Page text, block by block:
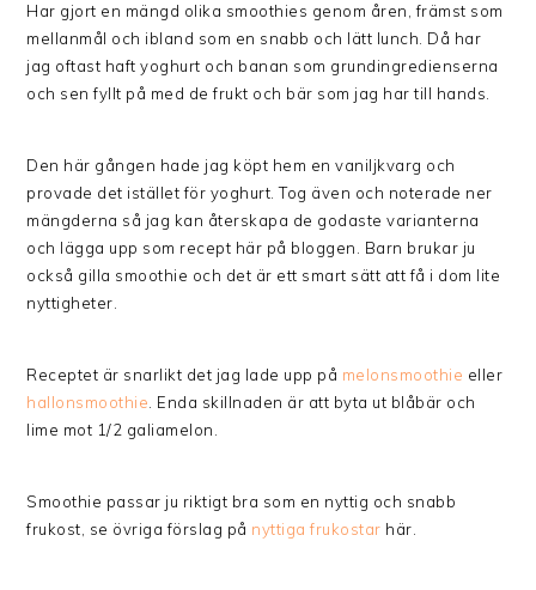
Har gjort en mängd olika smoothies genom åren, främst som
mellanmål och ibland som en snabb och lätt lunch. Då har
jag oftast haft yoghurt och banan som grundingredienserna
och sen fyllt på med de frukt och bär som jag har till hands.
Den här gången hade jag köpt hem en vaniljkvarg och
provade det istället för yoghurt. Tog även och noterade ner
mängderna så jag kan återskapa de godaste varianterna
och lägga upp som recept här på bloggen. Barn brukar ju
också gilla smoothie och det är ett smart sätt att få i dom lite
nyttigheter.
Receptet är snarlikt det jag lade upp på melonsmoothie eller
hallonsmoothie. Enda skillnaden är att byta ut blåbär och
lime mot 1/2 galiamelon.
Smoothie passar ju riktigt bra som en nyttig och snabb
frukost, se övriga förslag på nyttiga frukostar här.